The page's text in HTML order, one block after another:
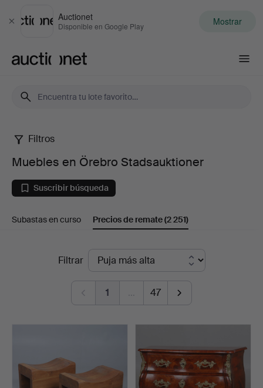
Cerrar
Auctionet
Disponible en Google Play Mostrar
Muebles
en
Örebro
Stadsauktioner
Filtros
Muebles en Örebro Stadsauktioner
Suscribir búsqueda
Subastas en curso Precios de remate(2 251)
Filtrar
1 … 47